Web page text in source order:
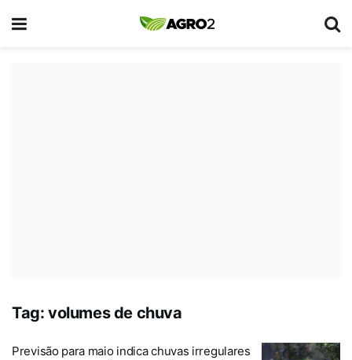
Tag: volumes de chuva
Previsão para maio indica chuvas irregulares